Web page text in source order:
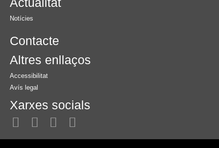
Notícies
Contacte
Altres enllaços
Accessibilitat
Avís legal
Xarxes socials